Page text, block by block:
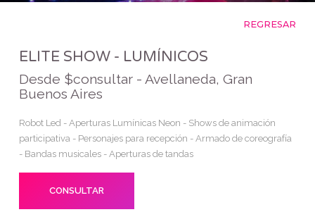
REGRESAR
ELITE SHOW - LUMÍNICOS
Desde $consultar - Avellaneda, Gran
Buenos Aires
Robot Led - Aperturas Lumínicas Neon - Shows de animación
participativa - Personajes para recepción - Armado de coreografía
- Bandas musicales - Aperturas de tandas
CONSULTAR